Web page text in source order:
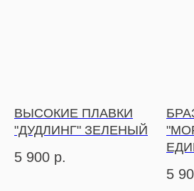
ВЫСОКИЕ ПЛАВКИ
"ДУДЛИНГ" ЗЕЛЕНЫЙ
5 900 р.
5